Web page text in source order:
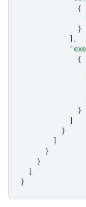
{
}
],
{
}
]
}
]
}
}
]
}